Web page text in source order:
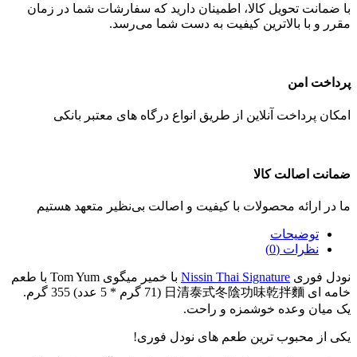
با ضمانت تحویل کالا، اطمینان دارید که سفارشات شما در زمان
مقرر و با بالاترین کیفیت به دست شما می‌رسد.
پرداخت امن
امکان پرداخت آنلاین از طریق انواع درگاه های معتبر بانکی
ضمانت اصالت کالا
ما در ارائه محصولات با کیفیت و اصالت بی‌نظیر متعهد هستیم
توضیحات
نظرات (0)
نودل فوری Nissin Thai Signature
با خمیر میگوی Tom Yum با طعم
خامه ای 日清泰式冬陰功味乾拌麵 (71 گرم * 5 عدد) 355 گرم.
یک میان وعده خوشمزه و راحت.
یکی از محبوب ترین طعم های نودل فوری!